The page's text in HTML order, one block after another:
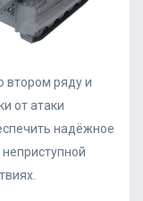
втором ряду и
от атаки
надёжное